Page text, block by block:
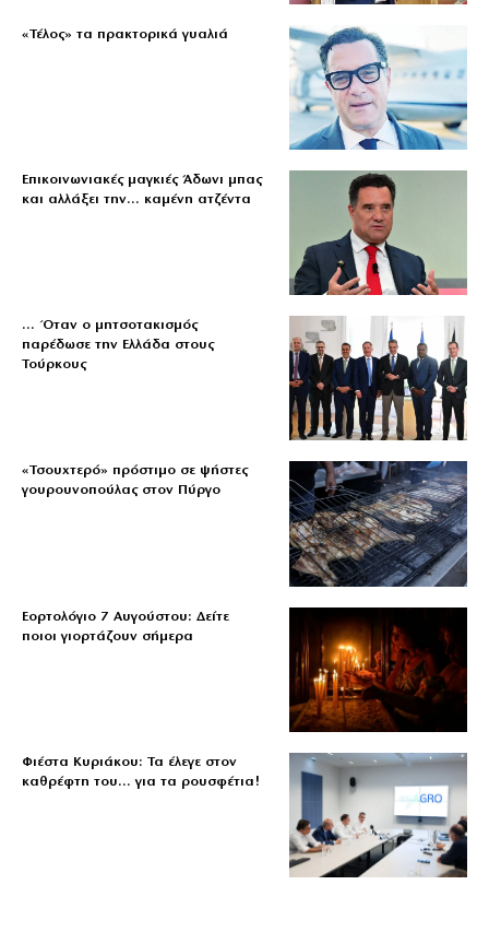
«Τέλος» τα πρακτορικά γυαλιά
Επικοινωνιακές μαγκιές Άδωνι μπας
και αλλάξει την… καμένη ατζέντα
… Όταν ο μητσοτακισμός
παρέδωσε την Ελλάδα στους
Τούρκους
«Τσουχτερό» πρόστιμο σε ψήστες
γουρουνοπούλας στον Πύργο
Εορτολόγιο 7 Αυγούστου: Δείτε
ποιοι γιορτάζουν σήμερα
Φιέστα Κυριάκου: Τα έλεγε στον
καθρέφτη του… για τα ρουσφέτια!